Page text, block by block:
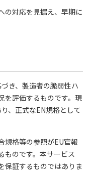
の対応を見据え、早期に
き、製造者の脆弱性ハ
を評価するものです。現
、正式なEN規格として
規格等の参照がEU官報
ものです。本サービス
保証するものではありま